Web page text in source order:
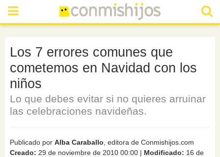
Los 7 errores comunes que
cometemos en Navidad con los
niños
Lo que debes evitar si no quieres arruinar
las celebraciones navideñas.
Publicado por Alba Caraballo , editora de Conmishijos.com
Creado: 29 de noviembre de 2010 00:00 | Modificado: 16 de